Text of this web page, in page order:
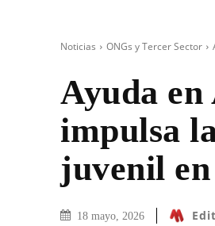
Noticias ONGs y Tercer Sector
Ayuda
impulsa
juvenil
18 mayo, 2026